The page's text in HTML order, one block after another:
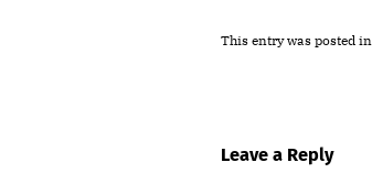
This entry was posted in
Leave a Reply